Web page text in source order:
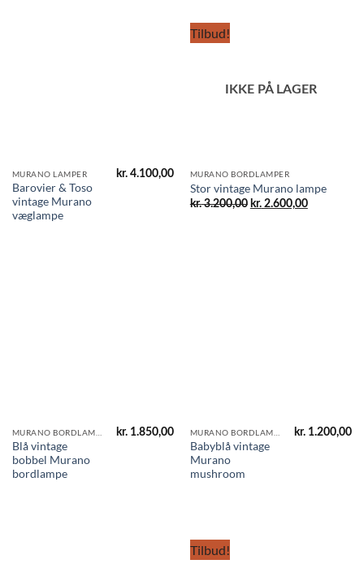
MURANO LAMPER
Barovier & Toso
vintage Murano
væglampe
kr. 4.100,00
Tilbud!
IKKE PÅ LAGER
MURANO BORDLAMPER
Stor vintage Murano lampe
kr.3.200,00 Den
oprindelige
kr.2.600,00Den
aktuelle
Blå vintage
bobbel Murano
bordlampe
kr. 1.850,00
Babyblå vintage
Murano
mushroom
kr. 1.200,00
Tilbud!